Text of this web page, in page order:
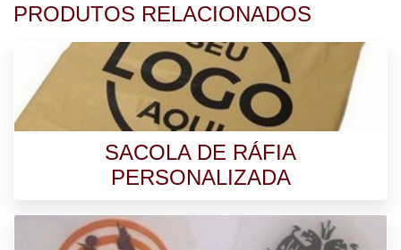
PRODUTOS RELACIONADOS
SACOLA DE RÁFIA
PERSONALIZADA